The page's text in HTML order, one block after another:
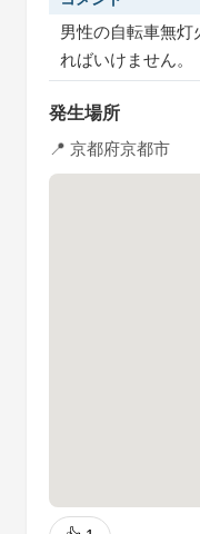
男性の自転車無
ればいけません。
発生場所
📍 京都府京都市